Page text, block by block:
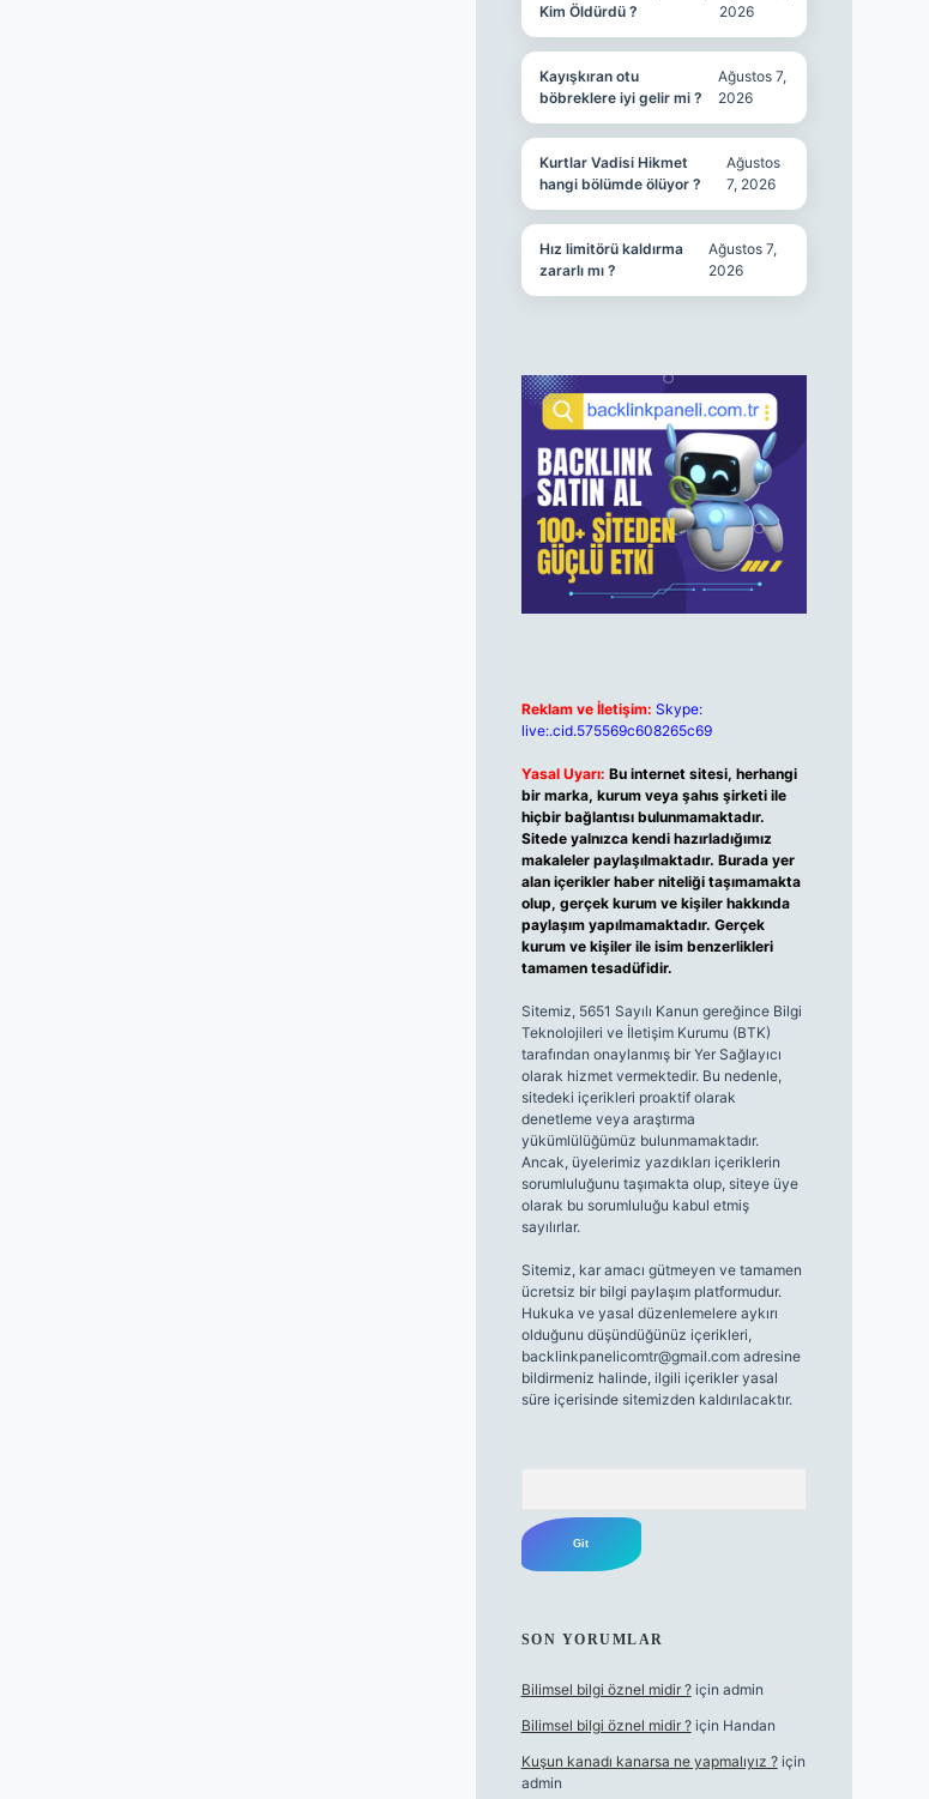
Kim Öldürdü ?
2026
Kayışkıran otu
böbreklere iyi gelir mi ?
Ağustos 7,
2026
Kurtlar Vadisi Hikmet
hangi bölümde ölüyor ?
Ağustos
7, 2026
Hız limitörü kaldırma
zararlı mı ?
Ağustos 7,
2026
Reklam ve İletişim: Skype:
live:.cid.575569c608265c69
Yasal Uyarı: Bu internet sitesi, herhangi
bir marka, kurum veya şahıs şirketi ile
hiçbir bağlantısı bulunmamaktadır.
Sitede yalnızca kendi hazırladığımız
makaleler paylaşılmaktadır. Burada yer
alan içerikler haber niteliği taşımamakta
olup, gerçek kurum ve kişiler hakkında
paylaşım yapılmamaktadır. Gerçek
kurum ve kişiler ile isim benzerlikleri
tamamen tesadüfidir.
Sitemiz, 5651 Sayılı Kanun gereğince Bilgi
Teknolojileri ve İletişim Kurumu (BTK)
tarafından onaylanmış bir Yer Sağlayıcı
olarak hizmet vermektedir. Bu nedenle,
sitedeki içerikleri proaktif olarak
denetleme veya araştırma
yükümlülüğümüz bulunmamaktadır.
Ancak, üyelerimiz yazdıkları içeriklerin
sorumluluğunu taşımakta olup, siteye üye
olarak bu sorumluluğu kabul etmiş
sayılırlar.
Sitemiz, kar amacı gütmeyen ve tamamen
ücretsiz bir bilgi paylaşım platformudur.
Hukuka ve yasal düzenlemelere aykırı
olduğunu düşündüğünüz içerikleri,
backlinkpanelicomtr@gmail.comadresine
bildirmeniz halinde, ilgili içerikler yasal
süre içerisinde sitemizden kaldırılacaktır.
SON YORUMLAR
Bilimsel bilgi öznel midir ?için admin
Bilimsel bilgi öznel midir ?için Handan
Kuşun kanadı kanarsa ne yapmalıyız ?için
admin